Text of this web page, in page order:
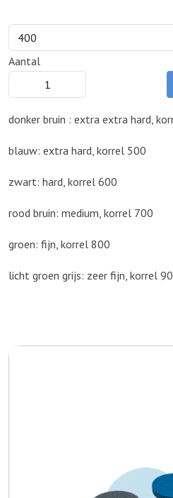
Aantal
donker bruin : extra extra hard,
blauw: extra hard, korrel 500
zwart: hard, korrel 600
rood bruin: medium, korrel 700
groen: fijn, korrel 800
licht groen grijs: zeer fijn, korrel